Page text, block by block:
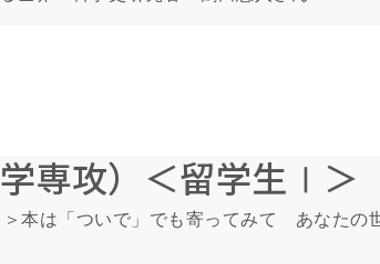
専攻）＜留学生Ⅰ＞
本は「ついで」でも寄ってみて あなたの